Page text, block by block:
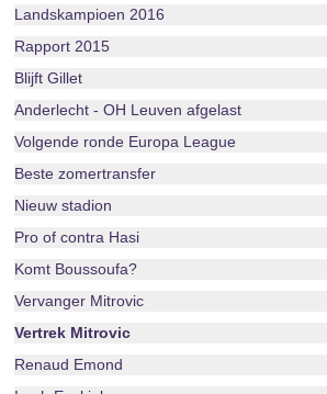
Landskampioen 2016
Rapport 2015
Blijft Gillet
Anderlecht - OH Leuven afgelast
Volgende ronde Europa League
Beste zomertransfer
Nieuw stadion
Pro of contra Hasi
Komt Boussoufa?
Vervanger Mitrovic
Vertrek Mitrovic
Renaud Emond